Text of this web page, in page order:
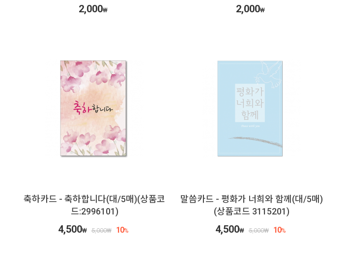
2,000₩ 2,000₩
축하카드 - 축하합니다(대/5매)(상품코
드:2996101)
4,500₩ 5,000₩ 10%
말씀카드 - 평화가 너희와 함께(대/5매)
(상품코드 3115201)
4,500₩ 5,000₩ 10%